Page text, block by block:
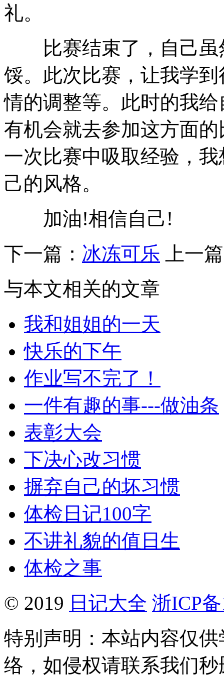
礼。
比赛结束了，自己虽
馁。此次比赛，让我学
情的调整等。此时的我
有机会就去参加这方面
一次比赛中吸取经验，
己的风格。
加油!相信自己!
下一篇： 冰冻可乐
上一
与本文相关的文章
我和姐姐的一天
快乐的下午
作业写不完了！
一件有趣的事---做油条
表彰大会
下决心改习惯
摒弃自己的坏习惯
体检日记100字
不讲礼貌的值日生
体检之事
© 2019 日记大全 浙ICP
特别声明：本站内容仅
络，如侵权请联系我们秒